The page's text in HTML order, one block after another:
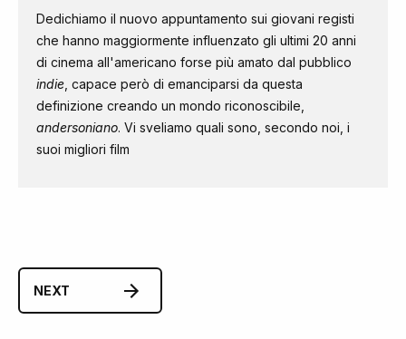
Dedichiamo il nuovo appuntamento sui giovani registi
che hanno maggiormente influenzato gli ultimi 20 anni
di cinema all'americano forse più amato dal pubblico
indie, capace però di emanciparsi da questa
definizione creando un mondo riconoscibile,
andersoniano. Vi sveliamo quali sono, secondo noi, i
suoi migliori film
NEXT